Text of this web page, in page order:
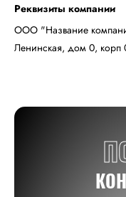
Реквизиты компании
ООО "Название
Ленинская, дом 0,